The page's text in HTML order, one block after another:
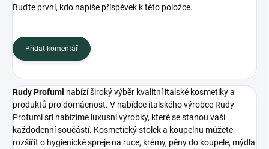
Buďte první, kdo napíše příspěvek k této položce.
Přidat komentář
Rudy Profumi nabízí široký výběr kvalitní italské kosmetiky a
produktů pro domácnost. V nabídce italského výrobce Rudy
Profumi srl nabízíme luxusní výrobky, které se stanou vaší
každodenní součástí. Kosmetický stolek a koupelnu můžete
rozšířit o hygienické spreje na ruce, krémy, pěny do koupele, mýdla